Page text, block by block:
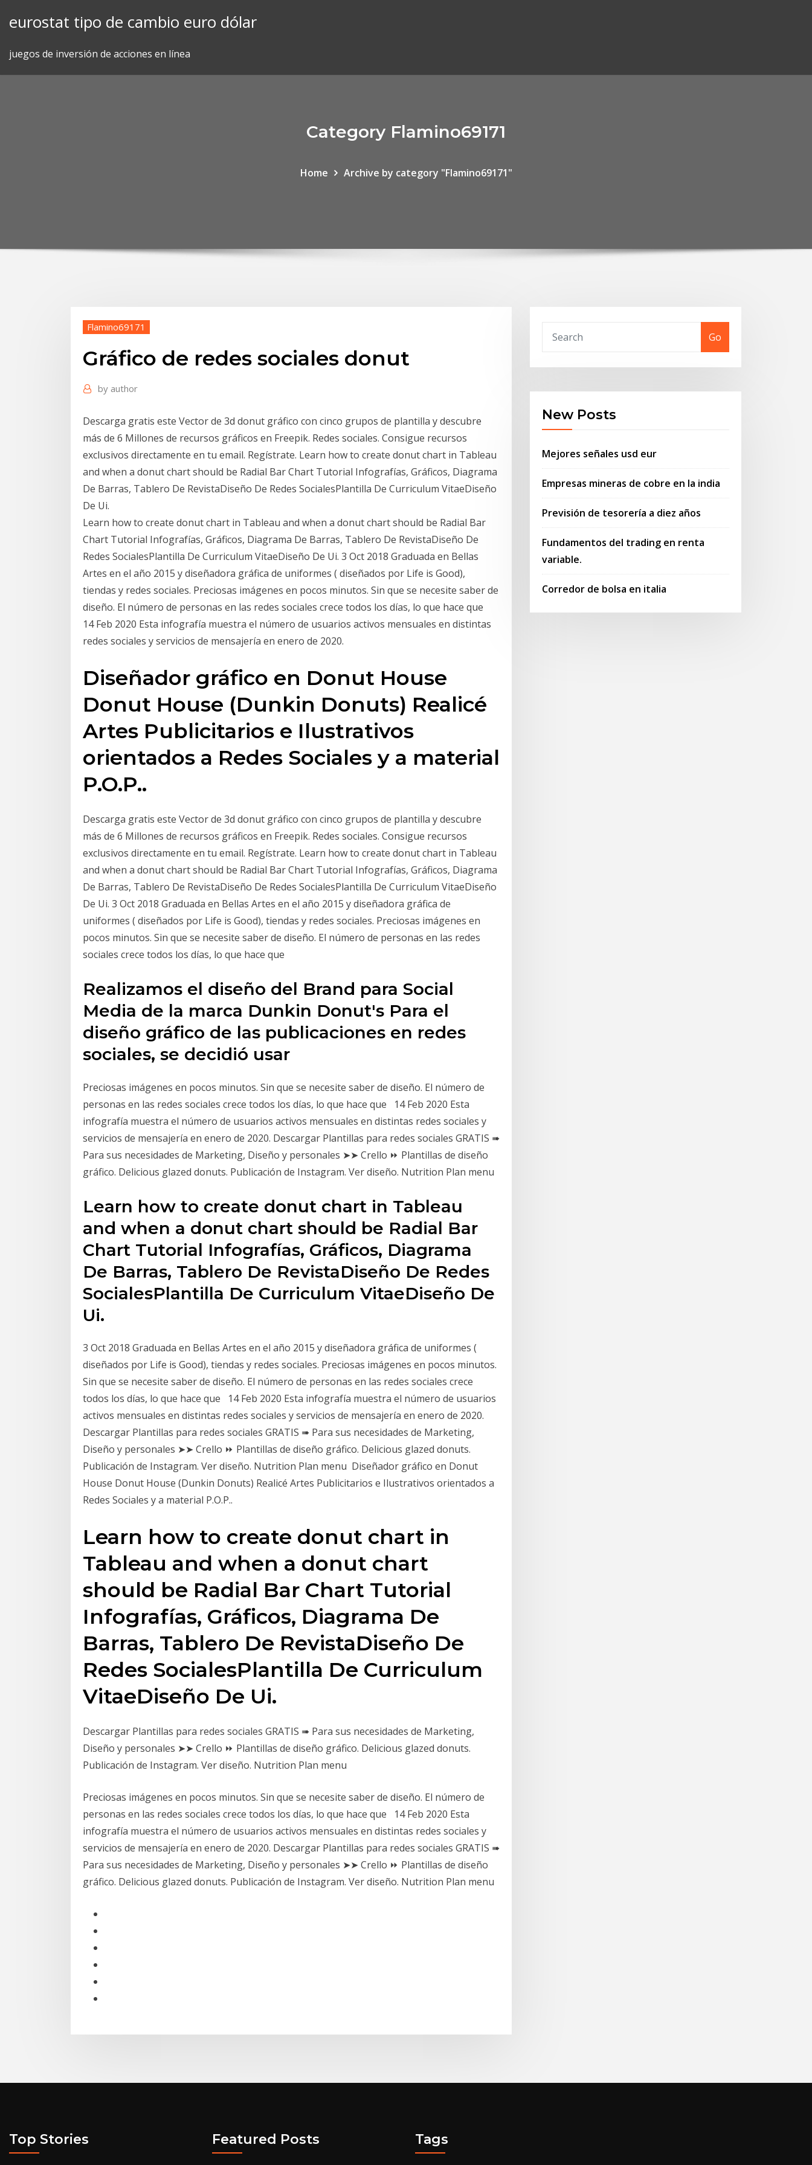
eurostat tipo de cambio euro dólar
juegos de inversión de acciones en línea
Category Flamino69171
Home Archive by category "Flamino69171"
Flamino69171
Gráfico de redes sociales donut
by author
Descarga gratis este Vector de 3d donut gráfico con cinco grupos de plantilla y descubre
más de 6 Millones de recursos gráficos en Freepik. Redes sociales. Consigue recursos
exclusivos directamente en tu email. Regístrate. Learn how to create donut chart in Tableau
and when a donut chart should be Radial Bar Chart Tutorial Infografías, Gráficos, Diagrama
De Barras, Tablero De RevistaDiseño De Redes SocialesPlantilla De Curriculum VitaeDiseño
De Ui.
Learn how to create donut chart in Tableau and when a donut chart should be Radial Bar
Chart Tutorial Infografías, Gráficos, Diagrama De Barras, Tablero De RevistaDiseño De
Redes SocialesPlantilla De Curriculum VitaeDiseño De Ui. 3 Oct 2018 Graduada en Bellas
Artes en el año 2015 y diseñadora gráfica de uniformes ( diseñados por Life is Good),
tiendas y redes sociales. Preciosas imágenes en pocos minutos. Sin que se necesite saber de
diseño. El número de personas en las redes sociales crece todos los días, lo que hace que
14 Feb 2020 Esta infografía muestra el número de usuarios activos mensuales en distintas
redes sociales y servicios de mensajería en enero de 2020.
Diseñador gráfico en Donut House
Donut House (Dunkin Donuts) Realicé
Artes Publicitarios e Ilustrativos
orientados a Redes Sociales y a material
P.O.P..
Descarga gratis este Vector de 3d donut gráfico con cinco grupos de plantilla y descubre
más de 6 Millones de recursos gráficos en Freepik. Redes sociales. Consigue recursos
exclusivos directamente en tu email. Regístrate. Learn how to create donut chart in Tableau
and when a donut chart should be Radial Bar Chart Tutorial Infografías, Gráficos, Diagrama
De Barras, Tablero De RevistaDiseño De Redes SocialesPlantilla De Curriculum VitaeDiseño
De Ui. 3 Oct 2018 Graduada en Bellas Artes en el año 2015 y diseñadora gráfica de
uniformes ( diseñados por Life is Good), tiendas y redes sociales. Preciosas imágenes en
pocos minutos. Sin que se necesite saber de diseño. El número de personas en las redes
sociales crece todos los días, lo que hace que
Realizamos el diseño del Brand para Social
Media de la marca Dunkin Donut's Para el
diseño gráfico de las publicaciones en redes
sociales, se decidió usar
Preciosas imágenes en pocos minutos. Sin que se necesite saber de diseño. El número de
personas en las redes sociales crece todos los días, lo que hace que 14 Feb 2020 Esta
infografía muestra el número de usuarios activos mensuales en distintas redes sociales y
servicios de mensajería en enero de 2020. Descargar Plantillas para redes sociales GRATIS ➠
Para sus necesidades de Marketing, Diseño y personales ➤➤ Crello ⏩ Plantillas de diseño
gráfico. Delicious glazed donuts. Publicación de Instagram. Ver diseño. Nutrition Plan menu
Learn how to create donut chart in Tableau
and when a donut chart should be Radial Bar
Chart Tutorial Infografías, Gráficos, Diagrama
De Barras, Tablero De RevistaDiseño De Redes
SocialesPlantilla De Curriculum VitaeDiseño De
Ui.
3 Oct 2018 Graduada en Bellas Artes en el año 2015 y diseñadora gráfica de uniformes (
diseñados por Life is Good), tiendas y redes sociales. Preciosas imágenes en pocos minutos.
Sin que se necesite saber de diseño. El número de personas en las redes sociales crece
todos los días, lo que hace que 14 Feb 2020 Esta infografía muestra el número de usuarios
activos mensuales en distintas redes sociales y servicios de mensajería en enero de 2020.
Descargar Plantillas para redes sociales GRATIS ➠ Para sus necesidades de Marketing,
Diseño y personales ➤➤ Crello ⏩ Plantillas de diseño gráfico. Delicious glazed donuts.
Publicación de Instagram. Ver diseño. Nutrition Plan menu Diseñador gráfico en Donut
House Donut House (Dunkin Donuts) Realicé Artes Publicitarios e Ilustrativos orientados a
Redes Sociales y a material P.O.P..
Learn how to create donut chart in
Tableau and when a donut chart
should be Radial Bar Chart Tutorial
Infografías, Gráficos, Diagrama De
Barras, Tablero De RevistaDiseño De
Redes SocialesPlantilla De Curriculum
VitaeDiseño De Ui.
Descargar Plantillas para redes sociales GRATIS ➠ Para sus necesidades de Marketing,
Diseño y personales ➤➤ Crello ⏩ Plantillas de diseño gráfico. Delicious glazed donuts.
Publicación de Instagram. Ver diseño. Nutrition Plan menu
Preciosas imágenes en pocos minutos. Sin que se necesite saber de diseño. El número de
personas en las redes sociales crece todos los días, lo que hace que 14 Feb 2020 Esta
infografía muestra el número de usuarios activos mensuales en distintas redes sociales y
servicios de mensajería en enero de 2020. Descargar Plantillas para redes sociales GRATIS ➠
Para sus necesidades de Marketing, Diseño y personales ➤➤ Crello ⏩ Plantillas de diseño
gráfico. Delicious glazed donuts. Publicación de Instagram. Ver diseño. Nutrition Plan menu
Go
New Posts
Mejores señales usd eur
Empresas mineras de cobre en la india
Previsión de tesorería a diez años
Fundamentos del trading en renta
variable.
Corredor de bolsa en italia
Top Stories Featured Posts Tags